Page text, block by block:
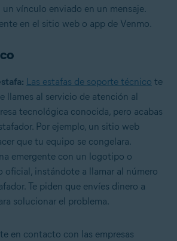
un vínculo enviado en un mensaje.
en el sitio web o app de Venmo.
Las estafas de soporte técnico te
llames al servicio de atención al
tecnológica conocida, pero acabas
Por ejemplo, un sitio web
que tu equipo se congelara.
emergente con un logotipo o
oficial, instándote a llamar al número
Te piden que envíes dinero a
solucionar el problema.
en contacto con las empresas